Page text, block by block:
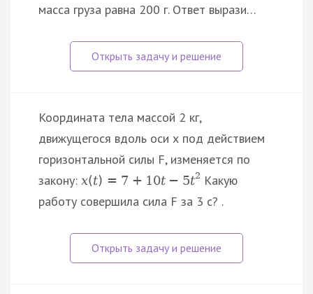
масса груза равна 200 г. Ответ вырази…
Координата тела массой 2 кг,
движущегося вдоль оси х под действием
горизонтальной силы F, изменяется по
закону: x(t) = 7 + 10t − 5t2 Какую
работу совершила сила F за 3 с? .